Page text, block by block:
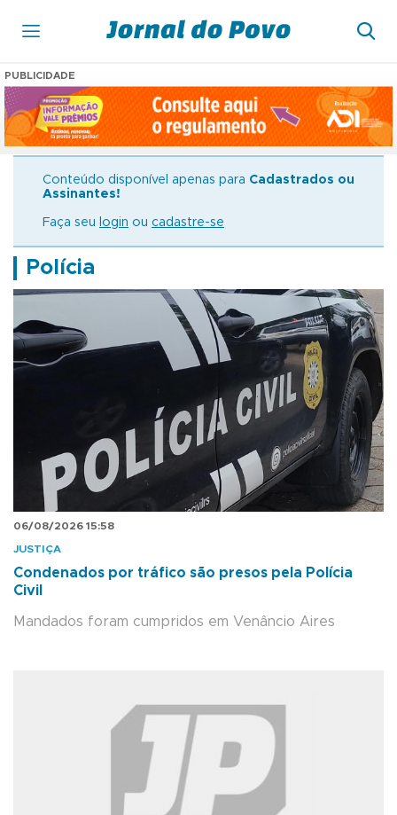
PUBLICIDADE
Conteúdo disponível apenas para Cadastrados ou
Assinantes!
Faça seu login ou cadastre-se
Polícia
06/08/2026 15:58
JUSTIÇA
Condenados por tráfico são presos pela Polícia
Civil
Mandados foram cumpridos em Venâncio Aires